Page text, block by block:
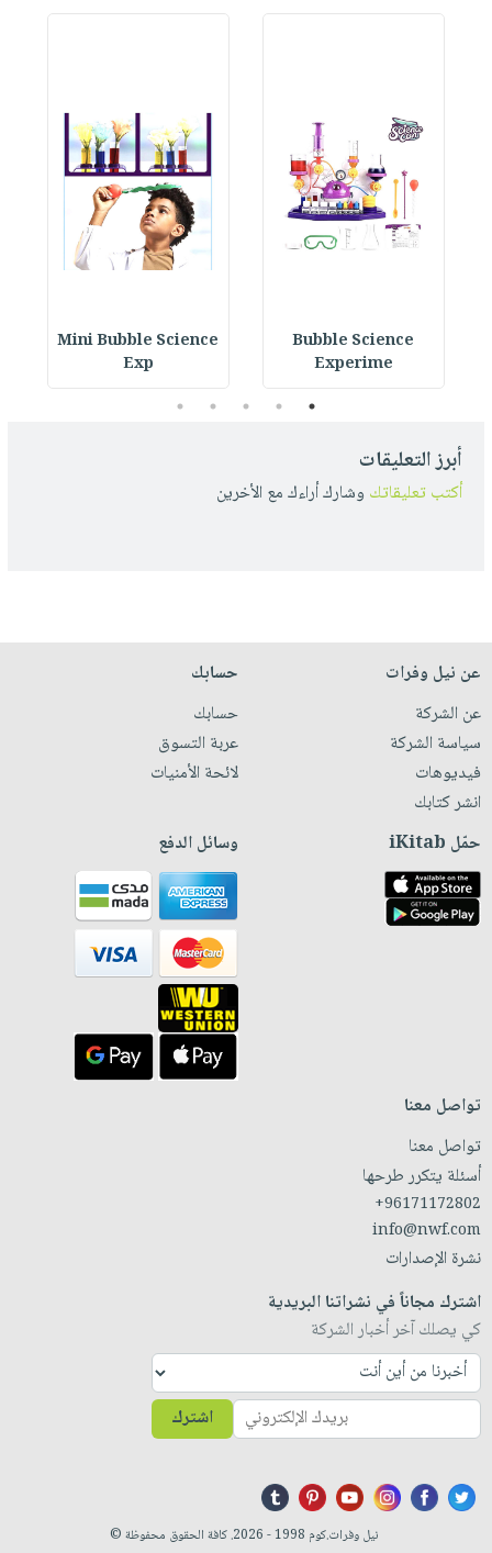
Bubble Science
Experime
Mini Bubble Science
Exp
1
2
3
4
5
أبرز التعليقات
أكتب تعليقاتك وشارك أراءك مع الأخرين
عن نيل وفرات
عن الشركة
سياسة الشركة
فيديوهات
انشر كتابك
حسابك
حسابك
عربة التسوق
لائحة الأمنيات
حمّل iKitab وسائل الدفع
تواصل معنا
تواصل معنا
أسئلة يتكرر طرحها
+96171172802
info@nwf.com
نشرة الإصدارات
اشترك مجاناً في نشراتنا البريدية
كي يصلك آخر أخبار الشركة
اشترك
نيل وفرات.كوم 1998 - 2026. كافة الحقوق محفوظة ©